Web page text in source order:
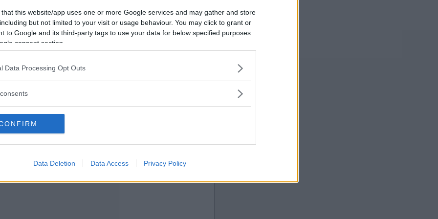
that this website/app uses one or more Google services and may gather and store
but not limited to your visit or usage behaviour. You may click to grant or
to Google and its third-party tags to use your data for below specified purposes
consent section.
Data Processing Opt Outs
Data Deletion Data Access Privacy Policy
2015-08-04 12:51
Vill du bli
medlem?